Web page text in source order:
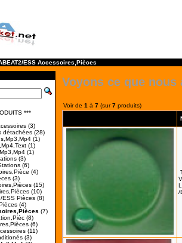
ESS Accessoires,Pièces
***
(3)
détachées (28)
(1)
(1)
(1)
(3)
(6)
(4)
(3)
(15)
(10)
ESS Pièces (8)
(4)
(7)
(8)
(6)
(11)
(3)
Voyons ce que nous
Voir de 1 à 7 (sur7 produits)
/